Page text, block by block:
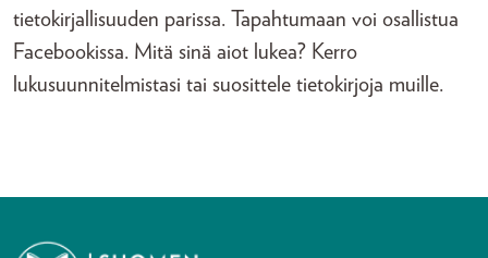
tietokirjallisuuden parissa. Tapahtumaan voi osallistua
Facebookissa. Mitä sinä aiot lukea? Kerro
lukusuunnitelmistasi tai suosittele tietokirjoja muille.